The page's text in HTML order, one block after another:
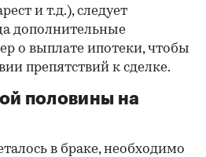
и т.д.), следует
дополнительные
о выплате ипотеки, чтобы
препятствий к сделке.
половины на
в браке, необходимо